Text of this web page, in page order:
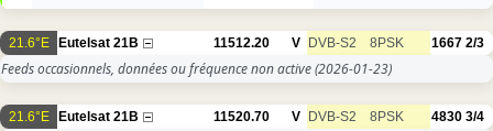
21.6°E Eutelsat 21B 11512.20 V DVB-S2 8PSK 1667 2/3
Feeds occasionnels, données ou fréquence non active(2026-01-23)
21.6°E Eutelsat 21B 11520.70 V DVB-S2 8PSK 4830 3/4